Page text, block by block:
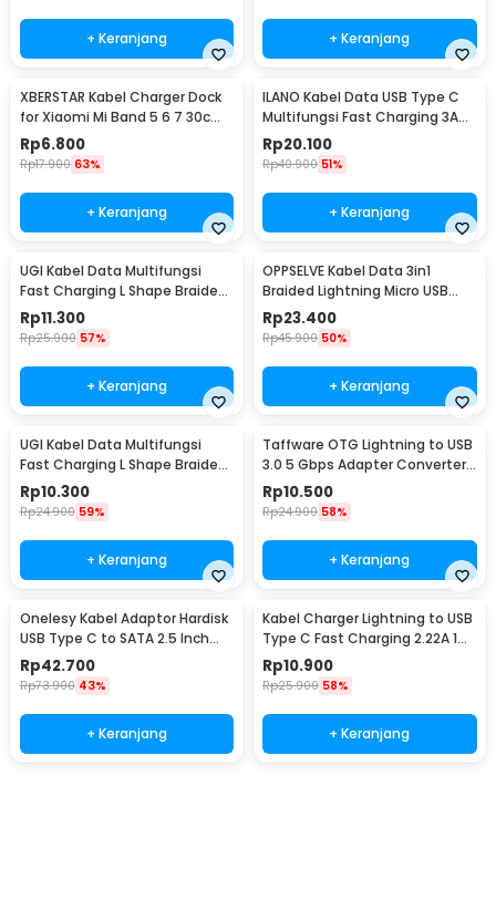
+ Keranjang + Keranjang
XBERSTAR Kabel Charger Dock
for Xiaomi Mi Band 5 6 7 30cm
- EDCS300
Rp6.800
Rp17.900 63%
+ Keranjang
ILANO Kabel Data USB Type C
Multifungsi Fast Charging 3A
60W 1.2M - ILC3
Rp20.100
Rp40.900 51%
+ Keranjang
UGI Kabel Data Multifungsi
Fast Charging L Shape Braided
2A 2M USB Type C - W-009
Rp11.300
Rp25.900 57%
+ Keranjang
OPPSELVE Kabel Data 3in1
Braided Lightning Micro USB
Type C 5V 6A 1.2M - OP142
Rp23.400
Rp45.900 50%
+ Keranjang
UGI Kabel Data Multifungsi
Fast Charging L Shape Braided
5V 2A 1M USB Type C - UGI02
Rp10.300
Rp24.900 59%
+ Keranjang
Taffware OTG Lightning to USB
3.0 5 Gbps Adapter Converter
- NO14
Rp10.500
Rp24.900 58%
+ Keranjang
Onelesy Kabel Adaptor Hardisk
USB Type C to SATA 2.5 Inch
Support 5G - ONUSBC
Rp42.700
Rp73.900 43%
+ Keranjang
Kabel Charger Lightning to USB
Type C Fast Charging 2.22A 1M
- V12
Rp10.900
Rp25.900 58%
+ Keranjang